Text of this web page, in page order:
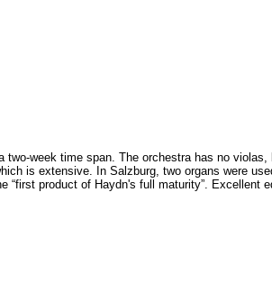
week time span. The orchestra has no
is extensive. In Salzburg, two organs were
product of Haydn's full maturity”. Excellent